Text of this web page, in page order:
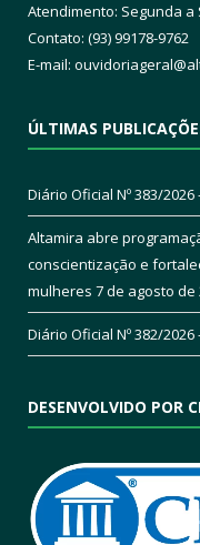
Atendimento: Segunda a
Contato: (93) 99178-9762
E-mail:
ÚLTIMAS
Diário Oficial Nº 383/2026
Altamira abre
conscientização e
mulheres 7 de agosto de
Diário Oficial Nº 382/2026
DESENVOLVIDO POR